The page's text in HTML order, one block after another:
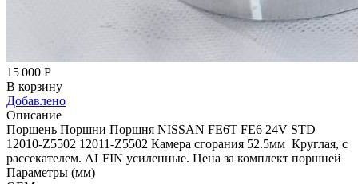
15 000 Р
В корзину
Добавлено
Описание
Поршень Поршни Поршня NISSAN FE6T FE6 24V STD
12010-Z5502 12011-Z5502 Камера сгорания 52.5мм Круглая, с
рассекателем. ALFIN усиленные. Цена за комплект поршней
Параметры (мм)